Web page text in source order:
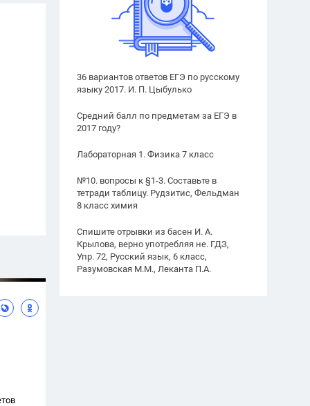
36 вариантов ответов ЕГЭ по русскому
языку 2017. И. П. Цыбулько
Средний балл по предметам за ЕГЭ в
2017 году?
Лабораторная 1. Физика 7 класс
№10. вопросы к §1-3. Составьте в
тетради таблицу. Рудзитис, Фельдман
8 класс химия
Спишите отрывки из басен И. А.
Крылова, верно употребляя не. ГДЗ,
Упр. 72, Русский язык, 6 класс,
Разумовская М.М., Леканта П.А.